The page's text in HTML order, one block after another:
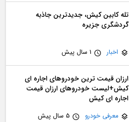
تله کابین کیش، جدیدترین جاذبه
گردشگری جزیره
اخبار 1 سال پیش
ارزان قیمت ترین خودروهای اجاره ای
کیش+لیست خودروهای ارزان قیمت
اجاره ای کیش
معرفی خودرو 5 سال پیش